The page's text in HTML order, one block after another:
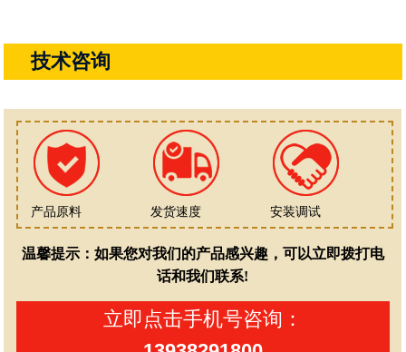
技术咨询
产品原料 发货速度 安装调试
温馨提示：如果您对我们的产品感兴趣，可以立即拨打电
话和我们联系!
立即点击手机号咨询：